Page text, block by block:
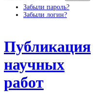
Забыли пароль?
Забыли логин?
Публикация
научных
работ